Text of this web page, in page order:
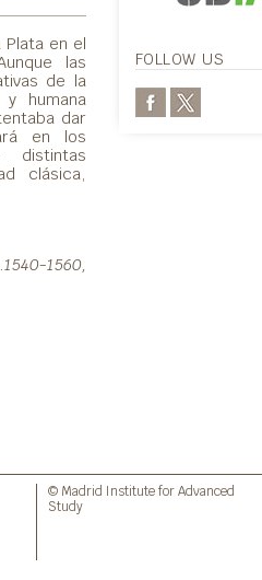
en el
las
de la
humana
dar
en los
distintas
clásica,
1560,
FOLLOW US
© Madrid Institute for Advanced
Study